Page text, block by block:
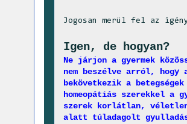
Jogosan merül fel az
Igen, de hogyan?
Ne járjon a gyermek
nem beszélve arról, hogy
bekövetkezik a
homeopátiás szerekkel a
szerek korlátlan,
alatt túladagolt